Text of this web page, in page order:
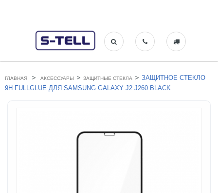
ГЛАВНАЯ > АКСЕССУАРЫ > ЗАЩИТНЫЕ СТЕКЛА > ЗАЩИТНОЕ СТЕКЛО
9H FULLGLUE ДЛЯ SAMSUNG GALAXY J2 J260 BLACK